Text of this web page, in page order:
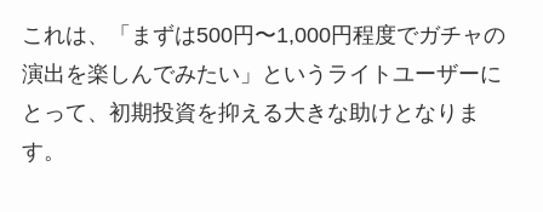
これは、「まずは500円〜1,000円程度でガチャの
演出を楽しんでみたい」というライトユーザーに
とって、初期投資を抑える大きな助けとなりま
す。